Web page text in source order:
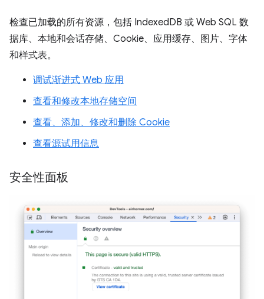
检查已加载的所有资源，包括 IndexedDB 或 Web SQL 数
据库、本地和会话存储、Cookie、应用缓存、图片、字体
和样式表。
调试渐进式 Web 应用
查看和修改本地存储空间
查看、添加、修改和删除 Cookie
查看源试用信息
安全性面板